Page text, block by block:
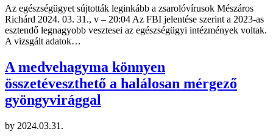
Az egészségügyet sújtották leginkább a zsarolóvírusok Mészáros
Richárd 2024. 03. 31., v – 20:04 Az FBI jelentése szerint a 2023-as
esztendő legnagyobb vesztesei az egészségügyi intézmények voltak.
A vizsgált adatok…
A medvehagyma könnyen
összetéveszthető a halálosan mérgező
gyöngyvirággal
by 2024.03.31.